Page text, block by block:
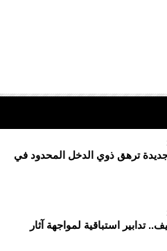
ترهق ذوي الدخل المحدود في
تدابير استباقية لمواجهة آثار